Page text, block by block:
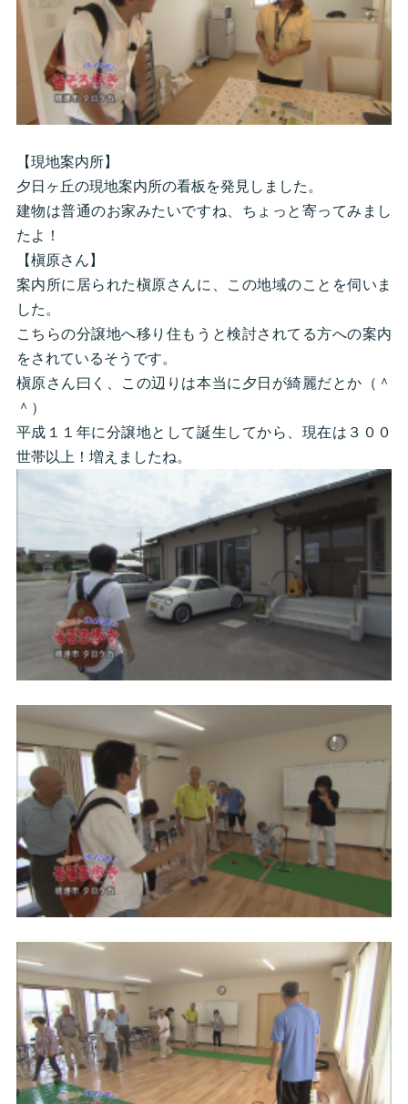
【現地案内所】
夕日ヶ丘の現地案内所の看板を発見しました。
建物は普通のお家みたいですね、ちょっと寄ってみまし
たよ！
【槇原さん】
案内所に居られた槇原さんに、この地域のことを伺いま
した。
こちらの分譲地へ移り住もうと検討されてる方への案内
をされているそうです。
槇原さん曰く、この辺りは本当に夕日が綺麗だとか（＾
＾）
平成１１年に分譲地として誕生してから、現在は３００
世帯以上！増えましたね。